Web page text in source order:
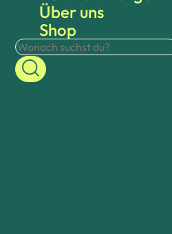
Über uns
Shop